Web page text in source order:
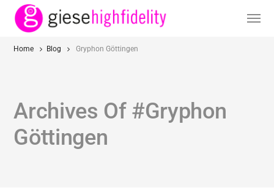
Home Blog Gryphon Göttingen
Archives Of #Gryphon
Göttingen